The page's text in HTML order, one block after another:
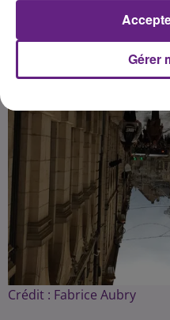
Crédit : Fabrice Aubry
Gérer